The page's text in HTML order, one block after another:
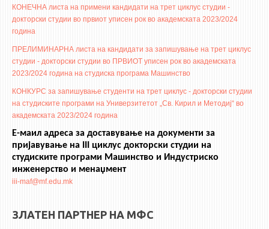
ОГЛАСНА ТАБЛА
СООПШТЕНИЈА
СТУДЕНТСКА СЛУЖБА
БИБЛИОТЕКА
ДА ВИНЧИ МАГАЗИН
СТИПЕНДИИ/ПРАКСИ
СТИПЕНДИИ
ПРАКСИ
КОНТАКТ
КОНЕЧНА листа на примени кандидати на трет циклус студии -
докторски студии во првиот уписен рок во академската 2023/2024
година
ПРЕЛИМИНАРНА листа на кандидати за запишување на трет циклус
студии - докторски студии во ПРВИОТ уписен рок во академската
2023/2024 година на студиска програма Машинство
КОНКУРС за запишување студенти на трет циклус - докторски студии
на студиските програми на Универзитетот „Св. Кирил и Методиј“ во
академската 2023/2024 година
Е-маил адреса за доставување на документи за
пријавување на III циклус докторски студии на
студиските програми Машинство и Индустриско
инженерство и менаџмент
iii-maf@mf.edu.mk
ЗЛАТЕН ПАРТНЕР НА МФС